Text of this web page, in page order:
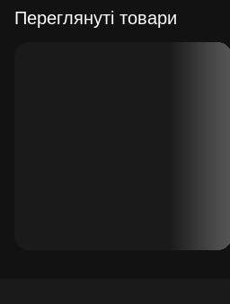
Переглянуті товари